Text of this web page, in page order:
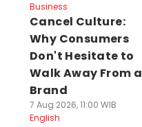
Business
Cancel Culture:
Why Consumers
Don't Hesitate to
Walk Away From a
Brand
7 Aug 2026, 11:00 WIB
English